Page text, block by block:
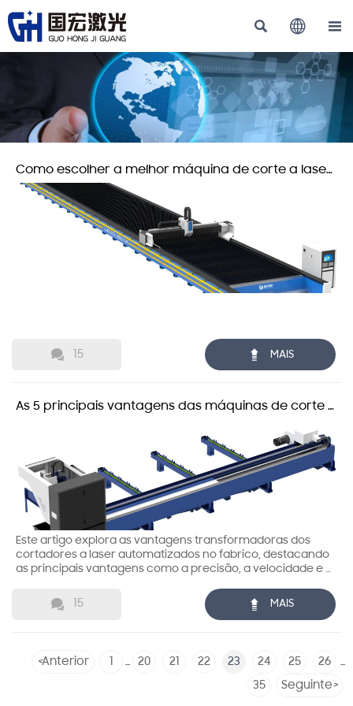
  
Como escolher a melhor máquina de corte a laser
de fibra para aço inoxidável?
 15  MAIS
As 5 principais vantagens das máquinas de corte a
Este artigo explora as vantagens transformadoras dos
cortadores a laser automatizados no fabrico, destacando
as principais vantagens como a precisão, a velocidade e a
produção.
 15  MAIS
<Anterior ... 20 21 22 23 24 25 26 ...
35 Seguinte>